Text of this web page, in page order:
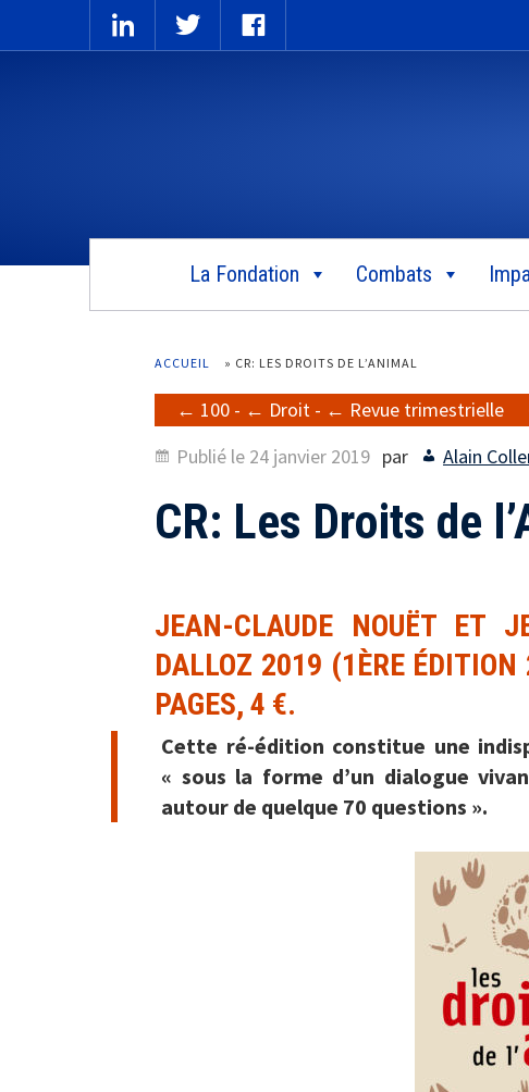
La Fondation Combats
ACCUEIL » CR: LES DROITS DE L’ANIMAL
100 - Droit -
Revue trimestrielle
Publié le 24 janvier 2019 par Alain
CR: Les Droits de
JEAN-CLAUDE NOUËT ET
DALLOZ 2019 (1ÈRE
PAGES, 4 €.
Cette ré-édition constitue une
« sous la forme d’un dialogue
autour de quelque 70 questions ».